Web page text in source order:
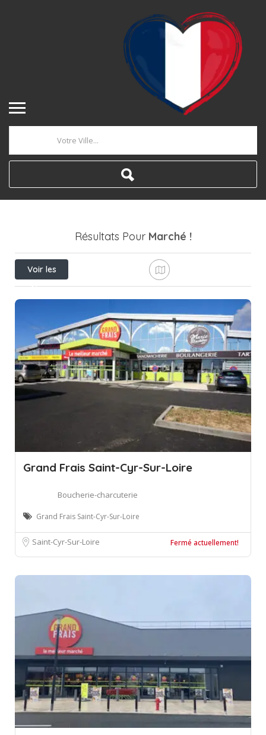
Résultats Pour Marché !
Voir les
filtres
Grand Frais Saint-Cyr-Sur-Loire
Boucherie-charcuterie
Grand Frais Saint-Cyr-Sur-Loire
Saint-Cyr-Sur-Loire Fermé actuellement!